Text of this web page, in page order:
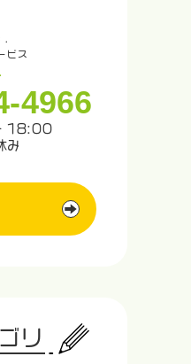
ビス
4966
18:00
み
リ